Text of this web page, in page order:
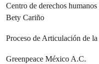
Centro de derechos
Bety Cariño
Proceso de Articulación de
Greenpeace México A.C.